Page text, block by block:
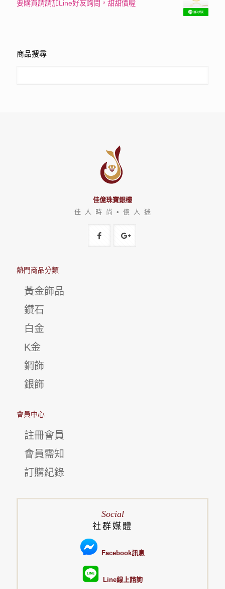
評分3150滿分 5
要購買請請加Line好友詢問，甜甜價喔
商品搜尋
佳億珠寶銀樓
佳 人 時 尚 • 億 人 迷
熱門商品分類
黃金飾品
鑽石
白金
K金
鋼飾
銀飾
會員中心
註冊會員
會員需知
訂購紀錄
Social
社群媒體
Facebook訊息
Line線上諮詢